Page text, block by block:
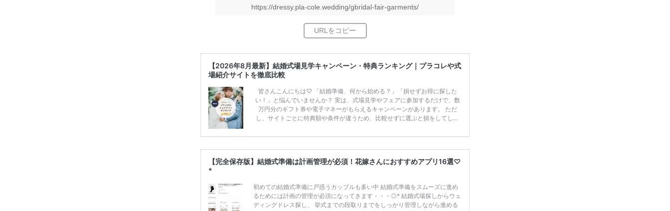
https://dressy.pla-cole.wedding/gbridal-fair-garments/
【2026年8月最新】結婚式場見学キャンペーン・特典ランキング｜プラコレや式
場紹介サイトを徹底比較
皆さんこんにちは♡ 「結婚準備、何から始める？」「損せずお得に探した
い！」と悩んでいませんか？ 実は、式場見学やフェアに参加するだけで、数
万円分のギフト券や電子マネーがもらえるキャンペーンがあります。 ただ
し、サイトごとに特典額や条件が違うため、比較せずに選ぶと損をしてしま
ンペーン特典ランキングを公開！ 比較サイト：プラコレ、ゼクシィ、ハナユ
補を絞れる「ウェディング診断」か、体験型 […]続きを読む
【完全保存版】結婚式準備は計画管理が必須！花嫁さんにおすすめアプリ16選♡
*
初めての結婚式準備に戸惑うカップルも多い中 結婚式準備をスムーズに進め
るためには計画の管理が必須になってきます・・・◎* 結婚式場探しからウェ
ディングドレス探し、 挙式までの段取りまでをしっかり管理しながら進める